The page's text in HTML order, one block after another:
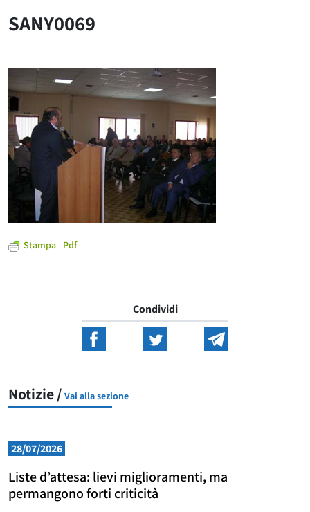
SANY0069
Stampa - Pdf
Condividi
Notizie / Vai alla sezione
28/07/2026
Liste d’attesa: lievi miglioramenti, ma
permangono forti criticità